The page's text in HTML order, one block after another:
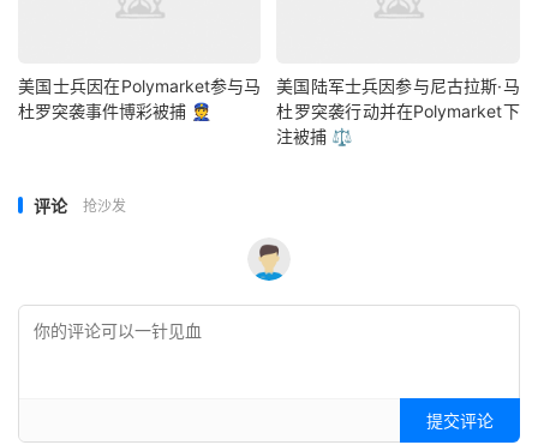
美国士兵因在Polymarket参与马
杜罗突袭事件博彩被捕 👮
美国陆军士兵因参与尼古拉斯·马
杜罗突袭行动并在Polymarket下
注被捕 ⚖️
评论 抢沙发
提交评论